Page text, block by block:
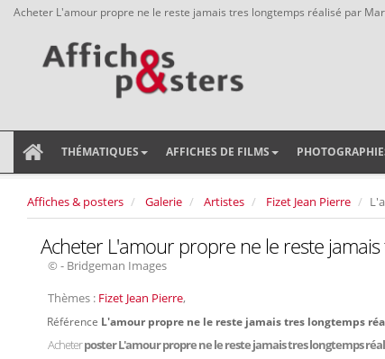
Acheter L'amour propre ne le reste jamais tres longtemps réalisé par
THÉMATIQUES AFFICHES DE FILMS
Affiches & posters Galerie Artistes Fizet Jean Pierre
Acheter L'amour propre ne le reste
© - Bridgeman Images
Thèmes : Fizet Jean Pierre,
Référence L'amour propre ne le reste jamais tres longtemps
Acheterposter L'amour propre ne le reste jamais tres longtemps